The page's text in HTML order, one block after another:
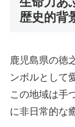
歴史的背
鹿児島県の徳
ンボルとして
この地域は手
に非日常的な